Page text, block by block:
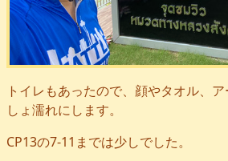
トイレもあったので、顔やタオル、
しょ濡れにします。
CP13の7-11までは少しでした。